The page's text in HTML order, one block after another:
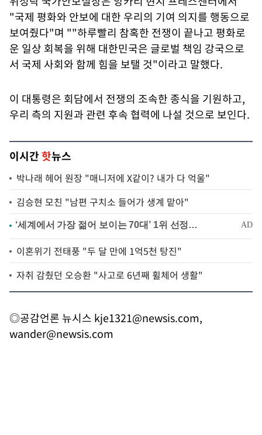
"국제 평화와 안보에 대한 우리의 기여 의지를 행동으로
보여줬다"며 ""하루빨리 참혹한 전쟁이 끝나고 평화로
운 일상 회복을 위해 대한민국은 글로벌 책임 강국으로
서 국제 사회와 함께 힘을 보탤 것"이라고 말했다.
이 대통령은 회담에서 전쟁의 조속한 종식을 기원하고,
우리 측의 지원과 관련 후속 협력에 나설 것으로 보인다.
이시간핫뉴스
박나래 헤어 원장 "매니저에 X같이? 내가 다 억울"
김승현 모친 "남편 구치소 들어가 생계 맡아"
이혼위기 전태풍 "두 달 만에 1억5천 탕진"
자취 감췄던 오승환 "사고로 6년째 휠체어 생활"
◎공감언론 뉴시스 kje1321@newsis.com,
wander@newsis.com